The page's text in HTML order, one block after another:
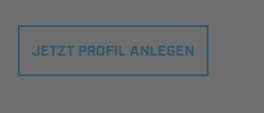
JETZT PROFIL ANLEGEN